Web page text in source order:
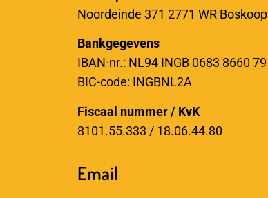
Noordeinde 371 2771 WR Boskoop
Bankgegevens
IBAN-nr.: NL94 INGB 0683 8660 79
BIC-code: INGBNL2A
Fiscaal nummer / KvK
8101.55.333 / 18.06.44.80
Email